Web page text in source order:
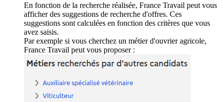
En fonction de la recherche réalisée, France Travail peut vous
afficher des suggestions de recherche d'offres. Ces
suggestions sont calculées en fonction des critères que vous
avez saisis.
Par exemple si vous cherchez un métier d'ouvrier agricole,
France Travail peut vous proposer :